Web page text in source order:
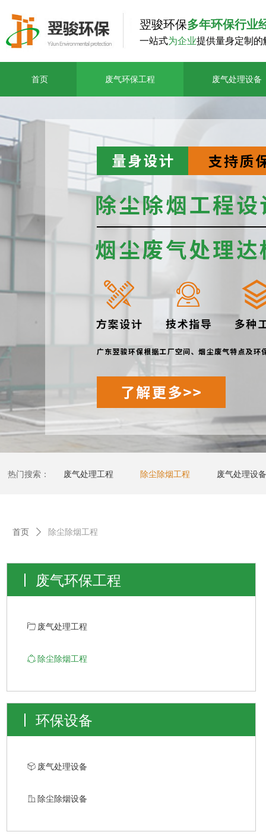
首页 废气环保工程 废气处理设备
翌骏环保多年环保行业
一站式为企业提供量身定制的
热门搜索： 废气处理工程 除尘除烟工程 废气处理设
ꄁ 废气处理工程
ꁢ 除尘除烟工程
废气环保工程
环保设备
ꁦ 废气处理设备
ꀶ 除尘除烟设备
首页 ꄲ 除尘除烟工程